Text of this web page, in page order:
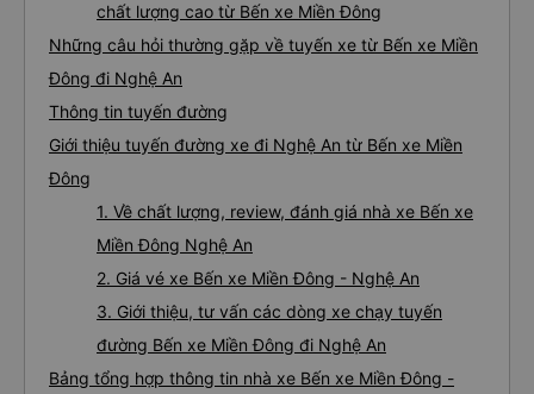
chất lượng cao từ Bến xe Miền Đông
Những câu hỏi thường gặp về tuyến xe từ Bến xe Miền
Đông đi Nghệ An
Thông tin tuyến đường
Giới thiệu tuyến đường xe đi Nghệ An từ Bến xe Miền
Đông
1. Về chất lượng, review, đánh giá nhà xe Bến xe
Miền Đông Nghệ An
2. Giá vé xe Bến xe Miền Đông - Nghệ An
3. Giới thiệu, tư vấn các dòng xe chạy tuyến
đường Bến xe Miền Đông đi Nghệ An
Bảng tổng hợp thông tin nhà xe Bến xe Miền Đông -